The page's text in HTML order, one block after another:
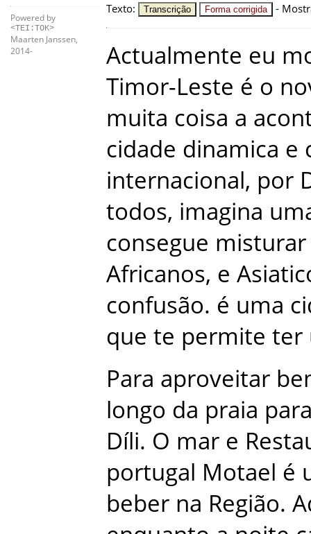
Powered by
<TEI:TOK>
Maarten Janssen,
2014-
Texto: Transcrição Forma corrigida -
Actualmente eu
Timor-Leste é o
muita coisa a
cidade dinamica e
internacional, por
todos, imagina
consegue misturar
Africanos, e
confusão. é uma
que te permite ter
Para aproveitar
longo da praia
Díli. O mar e
portugal Motael é
beber na Região.